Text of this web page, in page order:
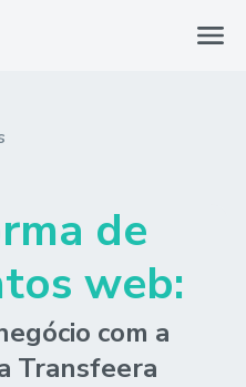
de
web:
com a
Transfeera